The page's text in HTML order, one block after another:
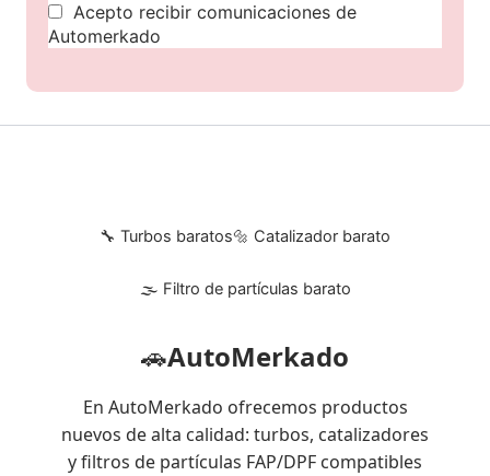
Acepto recibir comunicaciones de
Automerkado
🔧 Turbos baratos🔩 Catalizador barato
🌫 Filtro de partículas barato
🚗AutoMerkado
En AutoMerkado ofrecemos productos
nuevos de alta calidad: turbos, catalizadores
y filtros de partículas FAP/DPF compatibles